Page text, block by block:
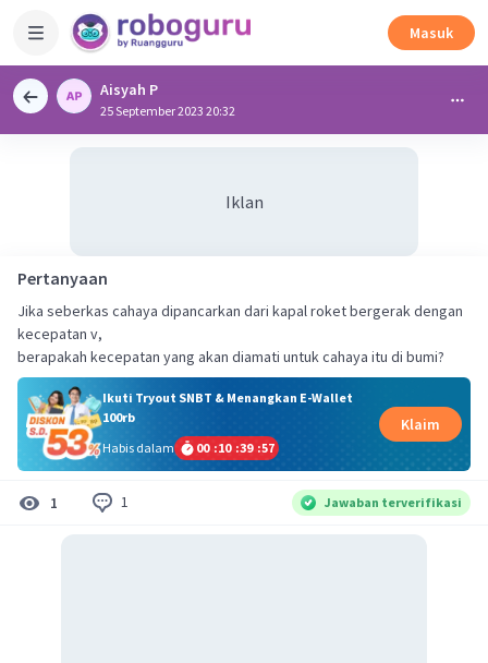
Masuk
Aisyah P
25 September 2023 20:32
Iklan
Pertanyaan
Jika seberkas cahaya dipancarkan dari kapal roket bergerak dengan
kecepatan v,
berapakah kecepatan yang akan diamati untuk cahaya itu di bumi?
Ikuti Tryout SNBT & Menangkan E-Wallet
100rb
Habis dalam
00 :10 :39 :57
Klaim
1 1 Jawaban terverifikasi